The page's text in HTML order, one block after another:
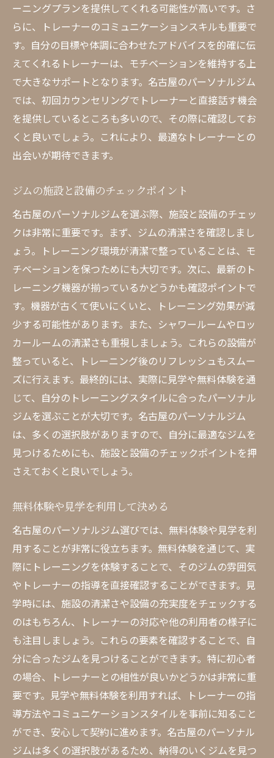
ーニングプランを提供してくれる可能性が高いです。さ
らに、トレーナーのコミュニケーションスキルも重要で
す。自分の目標や体調に合わせたアドバイスを的確に伝
えてくれるトレーナーは、モチベーションを維持する上
で大きなサポートとなります。名古屋のパーソナルジム
では、初回カウンセリングでトレーナーと直接話す機会
を提供しているところも多いので、その際に確認してお
くと良いでしょう。これにより、最適なトレーナーとの
出会いが期待できます。
ジムの施設と設備のチェックポイント
名古屋のパーソナルジムを選ぶ際、施設と設備のチェッ
クは非常に重要です。まず、ジムの清潔さを確認しまし
ょう。トレーニング環境が清潔で整っていることは、モ
チベーションを保つためにも大切です。次に、最新のト
レーニング機器が揃っているかどうかも確認ポイントで
す。機器が古くて使いにくいと、トレーニング効果が減
少する可能性があります。また、シャワールームやロッ
カールームの清潔さも重視しましょう。これらの設備が
整っていると、トレーニング後のリフレッシュもスムー
ズに行えます。最終的には、実際に見学や無料体験を通
じて、自分のトレーニングスタイルに合ったパーソナル
ジムを選ぶことが大切です。名古屋のパーソナルジム
は、多くの選択肢がありますので、自分に最適なジムを
見つけるためにも、施設と設備のチェックポイントを押
さえておくと良いでしょう。
無料体験や見学を利用して決める
名古屋のパーソナルジム選びでは、無料体験や見学を利
用することが非常に役立ちます。無料体験を通じて、実
際にトレーニングを体験することで、そのジムの雰囲気
やトレーナーの指導を直接確認することができます。見
学時には、施設の清潔さや設備の充実度をチェックする
のはもちろん、トレーナーの対応や他の利用者の様子に
も注目しましょう。これらの要素を確認することで、自
分に合ったジムを見つけることができます。特に初心者
の場合、トレーナーとの相性が良いかどうかは非常に重
要です。見学や無料体験を利用すれば、トレーナーの指
導方法やコミュニケーションスタイルを事前に知ること
ができ、安心して契約に進めます。名古屋のパーソナル
ジムは多くの選択肢があるため、納得のいくジムを見つ